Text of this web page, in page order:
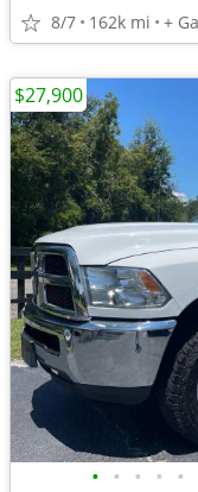
8/7 162k mi +
• • • • •
$27,900